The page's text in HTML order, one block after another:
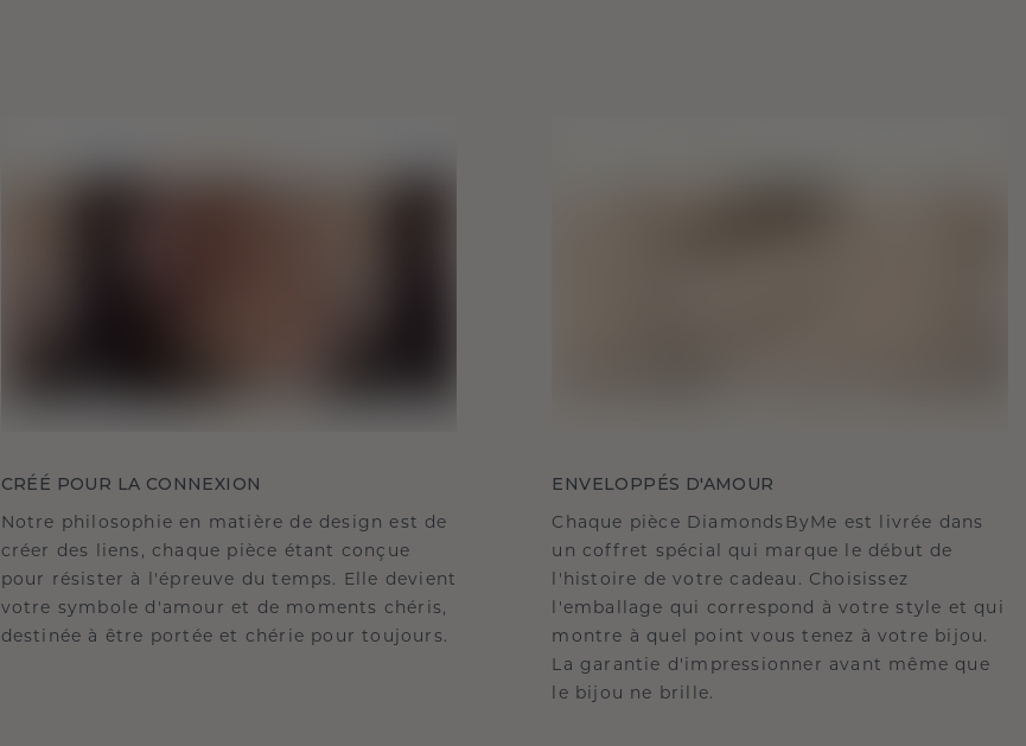
CRÉÉ POUR LA CONNEXION
Notre philosophie en matière de design est de
créer des liens, chaque pièce étant conçue
pour résister à l'épreuve du temps. Elle devient
votre symbole d'amour et de moments chéris,
destinée à être portée et chérie pour toujours.
ENVELOPPÉS D'AMOUR
Chaque pièce DiamondsByMe est livrée dans
un coffret spécial qui marque le début de
l'histoire de votre cadeau. Choisissez
l'emballage qui correspond à votre style et qui
montre à quel point vous tenez à votre bijou.
La garantie d'impressionner avant même que
le bijou ne brille.